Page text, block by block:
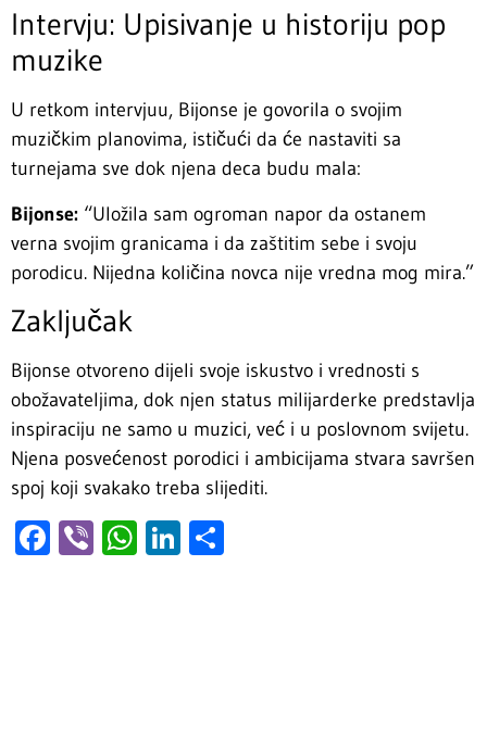
Intervju: Upisivanje u historiju pop
muzike
U retkom intervjuu, Bijonse je govorila o svojim
muzičkim planovima, ističući da će nastaviti sa
turnejama sve dok njena deca budu mala:
Bijonse: “Uložila sam ogroman napor da ostanem
verna svojim granicama i da zaštitim sebe i svoju
porodicu. Nijedna količina novca nije vredna mog mira.”
Zaključak
Bijonse otvoreno dijeli svoje iskustvo i vrednosti s
obožavateljima, dok njen status milijarderke predstavlja
inspiraciju ne samo u muzici, već i u poslovnom svijetu.
Njena posvećenost porodici i ambicijama stvara savršen
spoj koji svakako treba slijediti.
Facebook
ViberWhatsApp
LinkedIn